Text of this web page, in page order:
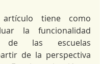
tiene como
la funcionalidad
de las escuelas
de la perspectiva